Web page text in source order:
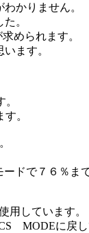
かりません。
。
められます。
ます。
。
ドで７６％
用しています。
MODEに戻し